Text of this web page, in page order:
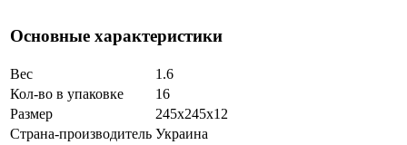
Основные характеристики
Вес
1.6
Кол-во в упаковке
16
Размер
245x245x12
Страна-производитель Украина